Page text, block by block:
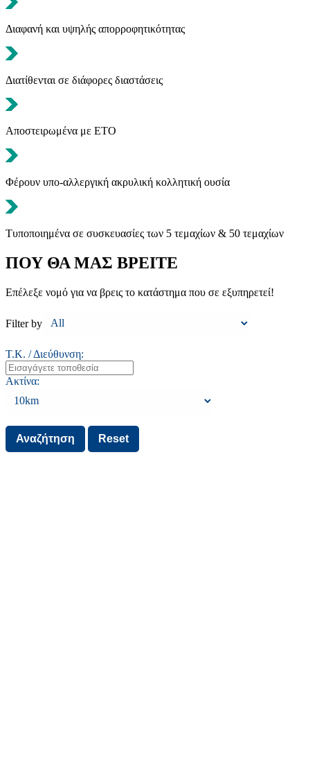
Διαφανή και υψηλής απορροφητικότητας
Διατίθενται σε διάφορες διαστάσεις
Αποστειρωμένα με ETO
Φέρουν υπο-αλλεργική ακρυλική κολλητική ουσία
Τυποποιημένα σε συσκευασίες των 5 τεμαχίων & 50 τεμαχίων
ΠΟΥ ΘΑ ΜΑΣ ΒΡΕΙΤΕ
Επέλεξε νομό για να βρεις το κατάστημα που σε εξυπηρετεί!
Filter by
Τ.Κ. / Διεύθυνση:
Ακτίνα: